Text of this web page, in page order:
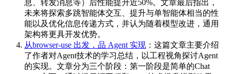
息、转发消息等）后性能提升近50%。文章最后指出，
未来将探索多跳智能体交互、提升与单智能体相当的性
能以及优化信息传递方式，并认为随着模型改进，通用
架构将更具开发优势。
从browser-use 出发，品 Agent 实现 ：这篇文章主要介绍
了作者对Agent技术的学习总结，以工程视角探讨Agent
的实现。文章分为三个阶段：第一阶段是简单的Chat